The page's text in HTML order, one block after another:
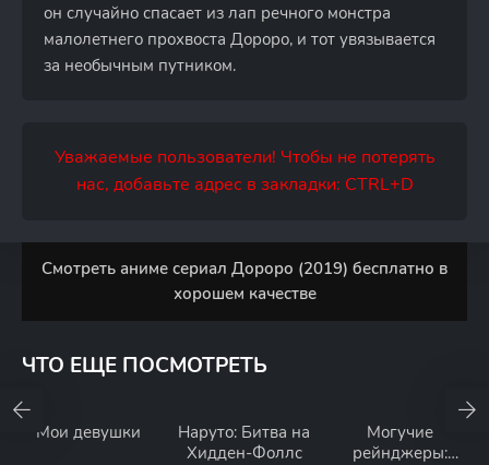
он случайно спасает из лап речного монстра
малолетнего прохвоста Дороро, и тот увязывается
за необычным путником.
Уважаемые пользователи! Чтобы не потерять
нас, добавьте адрес в закладки: CTRL+D
Смотреть аниме сериал Дороро (2019) бесплатно в
хорошем качестве
ЧТО ЕЩЕ ПОСМОТРЕТЬ
Мои девушки
Наруто: Битва на
Хидден-Фоллс
Могучие
рейнджеры: